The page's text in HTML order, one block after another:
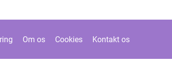
Om os Cookies Kontakt os